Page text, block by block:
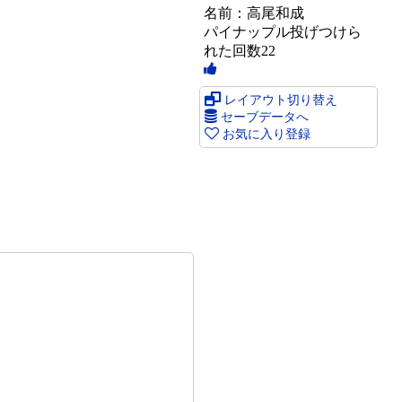
名前：高尾和成
パイナップル投げつけら
れた回数22
レイアウト切り替え
セーブデータへ
お気に入り登録